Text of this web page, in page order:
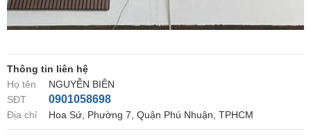
Thông tin liên hệ
Họ tên
NGUYỄN BIÊN
SĐT
0901058698
Địa chỉ Hoa Sứ, Phường 7, Quận Phú Nhuận, TPHCM